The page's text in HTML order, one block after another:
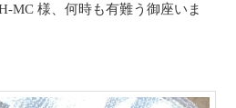
MC 様、何時も有難う御座いま